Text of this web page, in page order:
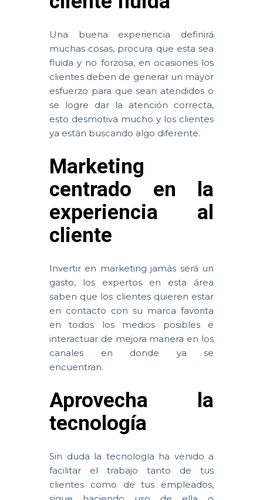
Una buena experiencia definirá
muchas cosas, procura que esta sea
fluida y no forzosa, en ocasiones los
clientes deben de generar un mayor
esfuerzo para que sean atendidos o
se logre dar la atención correcta,
esto desmotiva mucho y los clientes
ya están buscando algo diferente.
Marketing
centrado en la
experiencia al
cliente
Invertir en marketing jamás será un
gasto, los expertos en esta área
saben que los clientes quieren estar
en contacto con su marca favorita
en todos los medios posibles e
interactuar de mejora manera en los
canales en donde ya se
encuentran.
Aprovecha la
tecnología
Sin duda la tecnología ha venido a
facilitar el trabajo tanto de tus
clientes como de tus empleados,